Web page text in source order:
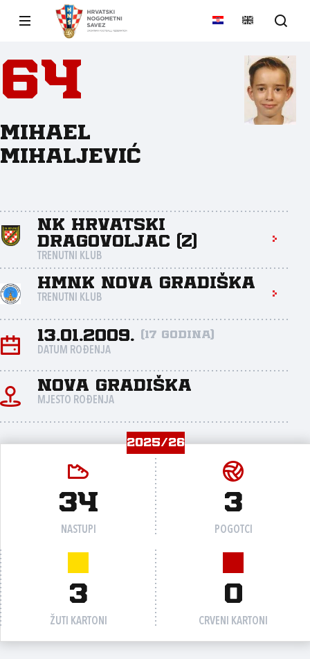
64
Mihael
Mihaljević
NK Hrvatski
dragovoljac (Z)
TRENUTNI KLUB
HMNK Nova Gradiška
TRENUTNI KLUB
13.01.2009. (17 godina)
DATUM ROĐENJA
Nova Gradiška
MJESTO ROĐENJA
2025/26
34
NASTUPI
3
POGOTCI
3
ŽUTI KARTONI
0
CRVENI KARTONI